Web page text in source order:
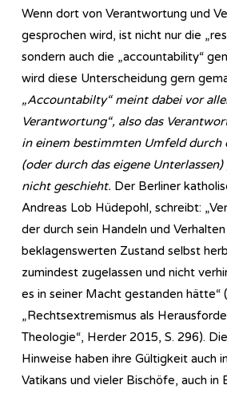
Wenn dort von Verantwortung und
gesprochen wird, ist nicht nur die
sondern auch die „accountability“
wird diese Unterscheidung gern
„Accountabilty“ meint dabei vor
Verantwortung“, also das
in einem bestimmten Umfeld durch
(oder durch das eigene
nicht geschieht. Der Berliner
Andreas Lob Hüdepohl, schreibt:
der durch sein Handeln und
beklagenswerten Zustand selbst
zumindest zugelassen und nicht
es in seiner Macht gestanden hätte“
„Rechtsextremismus als
Theologie“, Herder 2015, S. 296).
Hinweise haben ihre Gültigkeit auch
Vatikans und vieler Bischöfe, auch in